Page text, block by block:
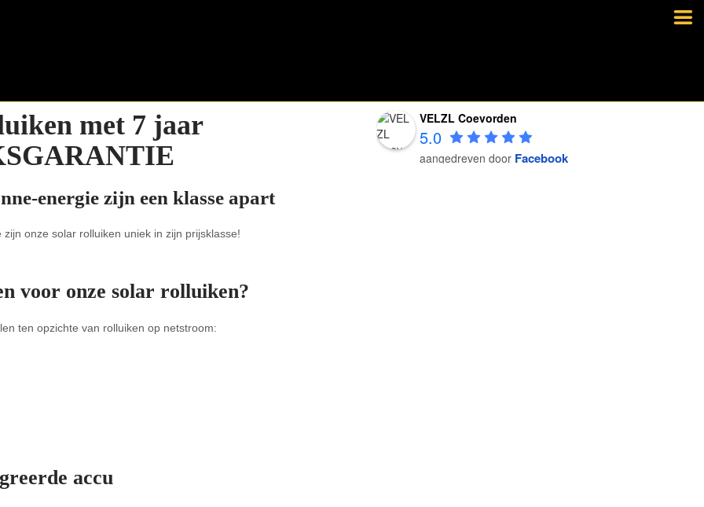
met 7 jaar
energie zijn een klasse apart
onze solar rolluiken uniek in zijn prijsklasse!
voor onze solar rolluiken?
ten opzichte van rolluiken op netstroom:
accu
VELZL Coevorden
5.0
aangedreven door Facebook